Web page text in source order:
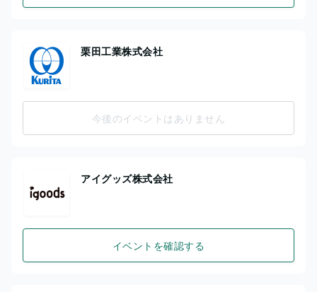
栗田工業株式会社
今後のイベントはありません
アイグッズ株式会社
イベントを確認する